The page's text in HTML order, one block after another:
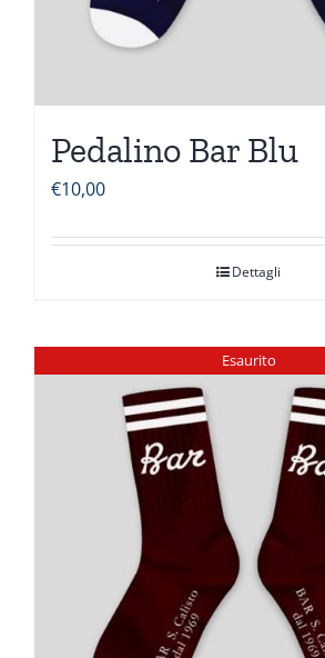
Pedalino Bar Blu
€10,00
Dettagli
Esaurito